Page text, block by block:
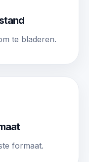
te bladeren.
formaat.